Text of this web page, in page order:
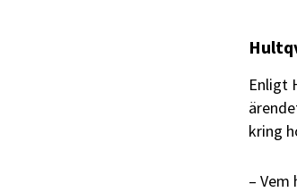
Enligt
kring
–